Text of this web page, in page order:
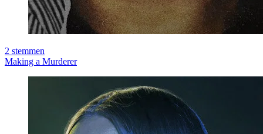
2 stemmen
Making a Murderer